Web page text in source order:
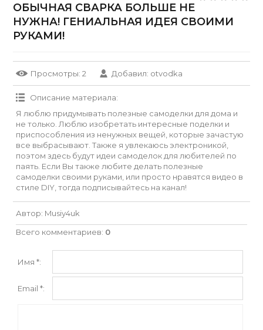
ОБЫЧНАЯ СВАРКА БОЛЬШЕ НЕ
НУЖНА! ГЕНИАЛЬНАЯ ИДЕЯ СВОИМИ
РУКАМИ!
Просмотры: 2 Добавил: otvodka
Описание материала:
Я люблю придумывать полезные самоделки для дома и
не только. Люблю изобретать интересные поделки и
приспособления из ненужных вещей, которые зачастую
все выбрасывают. Также я увлекаюсь электроникой,
поэтом здесь будут идеи самоделок для любителей по
паять. Если Вы также любите делать полезные
самоделки своими руками, или просто нравятся видео в
стиле DIY, тогда подписывайтесь на канал!
Автор: Musiy4uk
Всего комментариев: 0
Имя *:
Email *: